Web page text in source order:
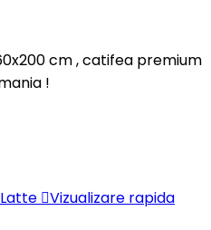
cm , catifea premium
!
Vizualizare rapida